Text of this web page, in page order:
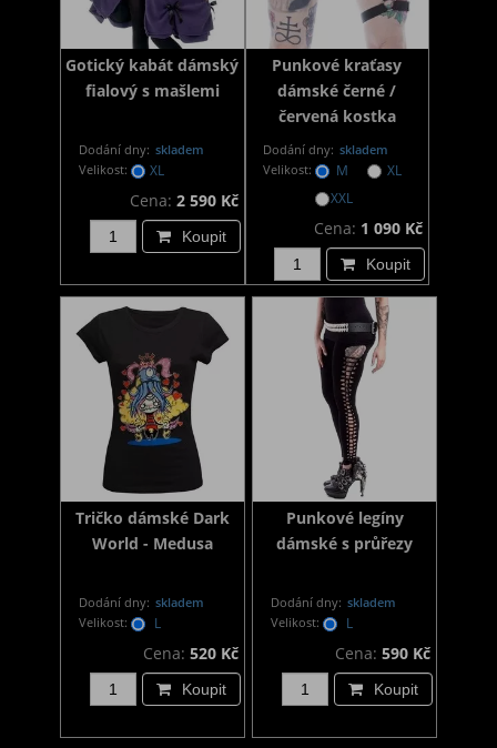
Gotický kabát dámský
fialový s mašlemi
Dodání dny: skladem
Velikost:
XL
Cena: 2 590 Kč
Koupit
Punkové kraťasy
dámské černé /
červená kostka
Dodání dny: skladem
Velikost:
M
XL
XXL
Cena: 1 090 Kč
Koupit
Tričko dámské Dark
World - Medusa
Dodání dny: skladem
Velikost:
L
Cena: 520 Kč
Koupit
Punkové legíny
dámské s průřezy
Dodání dny: skladem
Velikost:
L
Cena: 590 Kč
Koupit